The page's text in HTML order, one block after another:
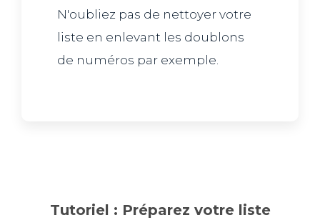
N'oubliez pas de nettoyer votre
liste en enlevant les doublons
de numéros par exemple.
Tutoriel : Préparez votre liste